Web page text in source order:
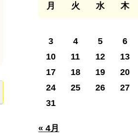
月 火 水 木
3
4 5 6
10
11 12 13
17
18 19 20
24
25 26 27
31
« 4月